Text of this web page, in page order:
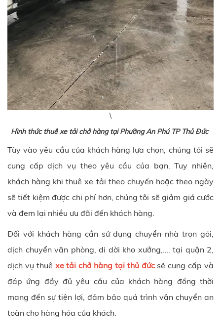
\
Hình thức thuê xe tải chở hàng tại Phường An Phú TP Thủ Đức
Tùy vào yêu cầu của khách hàng lựa chọn, chúng tôi sẽ
cung cấp dịch vụ theo yêu cầu của bạn. Tuy nhiên,
khách hàng khi thuê xe tải theo chuyến hoặc theo ngày
sẽ tiết kiệm được chi phí hơn, chúng tôi sẽ giảm giá cước
và đem lại nhiều ưu đãi đến khách hàng.
Đối với khách hàng cần sử dụng chuyển nhà trọn gói,
dịch chuyển văn phòng, di dời kho xưởng,…. tại quận 2,
dịch vụ thuê xe tải chở hàng tại thủ đứcsẽ cung cấp và
đáp ứng đầy đủ yêu cầu của khách hàng đồng thời
mang đến sự tiện lợi, đảm bảo quá trình vận chuyển an
toàn cho hàng hóa của khách.